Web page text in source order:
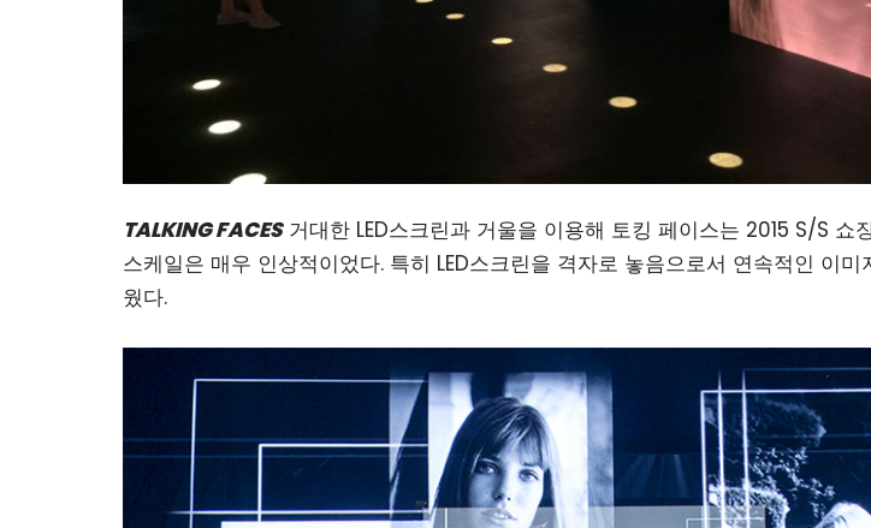
TALKING FACES거대한 LED스크린과 거울을 이용해 토킹 페이스는 2015 S/S 쇼
스케일은 매우 인상적이었다. 특히 LED스크린을 격자로 놓음으로서 연속적인 이
웠다.